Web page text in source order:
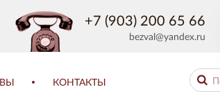
+7 (903) 200 65 66
bezval@yandex.ru
КОНТАКТЫ